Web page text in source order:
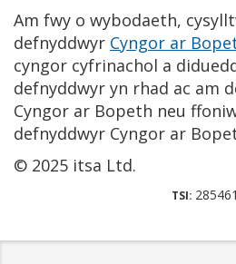
Am fwy o wybodaeth,
defnyddwyr Cyngor ar
cyngor cyfrinachol a
defnyddwyr yn rhad ac am
Cyngor ar Bopeth neu
defnyddwyr Cyngor ar
© 2025 itsa Ltd.
TSI: